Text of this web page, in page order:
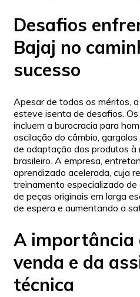
Desafios
Bajaj no
sucesso
Apesar de todos os méritos,
esteve isenta de desafios.
incluem a burocracia para
oscilação do câmbio,
de adaptação dos produtos à
brasileiro. A empresa,
aprendizado acelerada, cuja
treinamento especializado
de peças originais em larga
de espera e aumentando a
A importância
venda e da
técnica